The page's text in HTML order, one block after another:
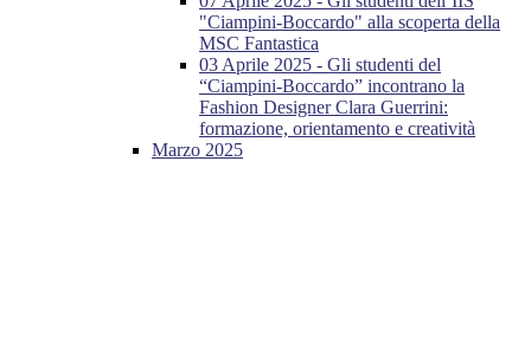
"Ciampini-Boccardo" alla scoperta della
MSC Fantastica
03 Aprile 2025 - Gli studenti del
“Ciampini-Boccardo” incontrano la
Fashion Designer Clara Guerrini:
formazione, orientamento e creatività
Marzo 2025